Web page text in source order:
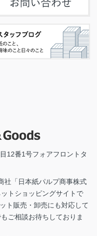
12番1号フォアフロントタ
社「日本紙パルプ商事株式
トショッピングサイトで
ト販売・卸売にも対応して
ご相談お待ちしておりま